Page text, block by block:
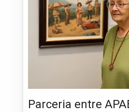
Parceria entre